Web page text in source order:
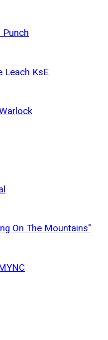
Punch
Leach KsE
On The Mountains"